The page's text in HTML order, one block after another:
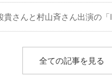
さんと村山斉さん出演の
全ての記事を見る